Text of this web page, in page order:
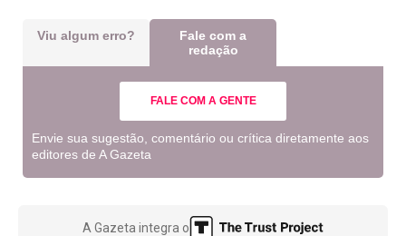
Viu algum erro?
Fale com a
redação
FALE COM A GENTE
Envie sua sugestão, comentário ou crítica diretamente aos
editores de A Gazeta
A Gazeta integra o